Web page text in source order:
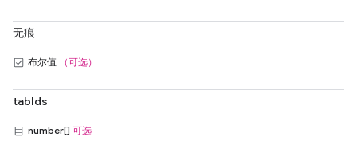
无痕
布尔值 （可选）
tabIds
number[] 可选